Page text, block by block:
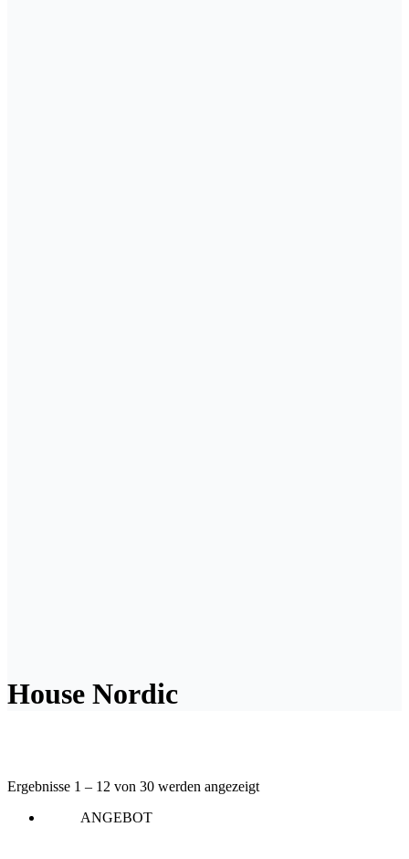
House Nordic
Ergebnisse 1 – 12 von 30 werden angezeigt
ANGEBOT